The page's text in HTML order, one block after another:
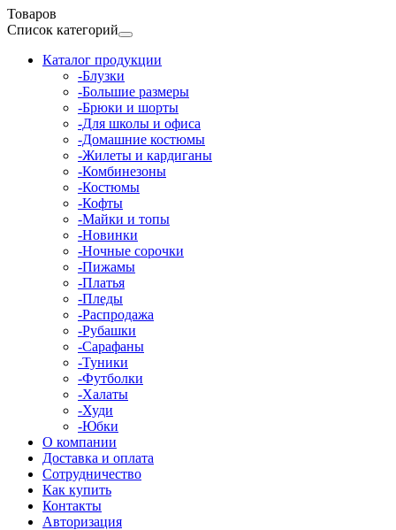
Товаров
Список категорий
Каталог продукции
-Блузки
-Большие размеры
-Брюки и шорты
-Для школы и офиса
-Домашние костюмы
-Жилеты и кардиганы
-Комбинезоны
-Костюмы
-Кофты
-Майки и топы
-Новинки
-Ночные сорочки
-Пижамы
-Платья
-Пледы
-Распродажа
-Рубашки
-Сарафаны
-Туники
-Футболки
-Халаты
-Худи
-Юбки
О компании
Доставка и оплата
Сотрудничество
Как купить
Контакты
Авторизация